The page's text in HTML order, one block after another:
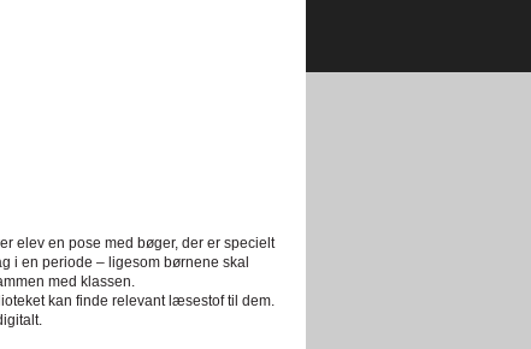
elev en pose med bøger, der er specielt
i en periode – ligesom børnene skal
med klassen.
kan finde relevant læsestof til dem.